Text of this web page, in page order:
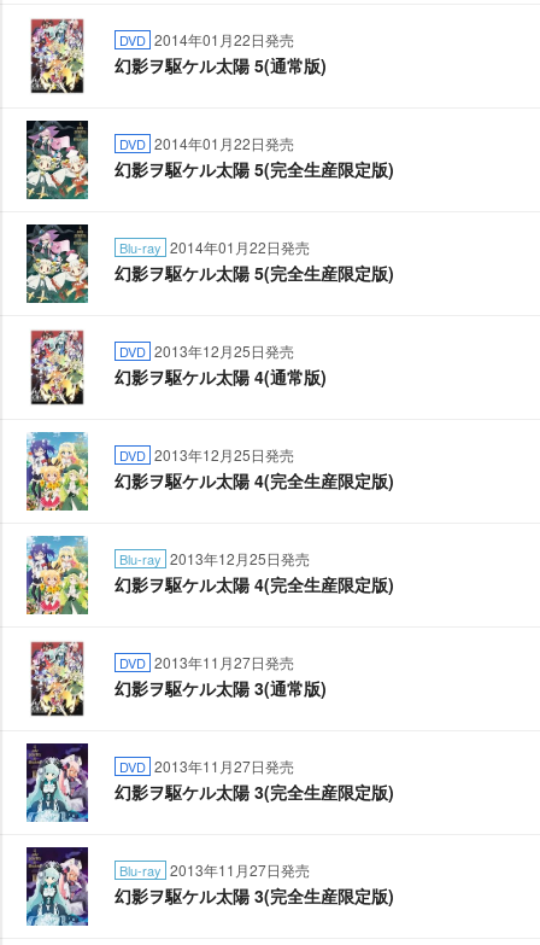
DVD 2014年01月22日発売
幻影ヲ駆ケル太陽 5(通常版)
DVD 2014年01月22日発売
幻影ヲ駆ケル太陽 5(完全生産限定版)
Blu-ray 2014年01月22日発売
幻影ヲ駆ケル太陽 5(完全生産限定版)
DVD 2013年12月25日発売
幻影ヲ駆ケル太陽 4(通常版)
DVD 2013年12月25日発売
幻影ヲ駆ケル太陽 4(完全生産限定版)
Blu-ray 2013年12月25日発売
幻影ヲ駆ケル太陽 4(完全生産限定版)
DVD 2013年11月27日発売
幻影ヲ駆ケル太陽 3(通常版)
DVD 2013年11月27日発売
幻影ヲ駆ケル太陽 3(完全生産限定版)
Blu-ray 2013年11月27日発売
幻影ヲ駆ケル太陽 3(完全生産限定版)